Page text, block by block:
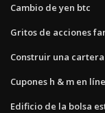
Cambio de yen btc
Gritos de acciones
Construir una
Cupones h & m en
Edificio de la bolsa